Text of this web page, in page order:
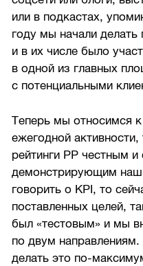
или в подкастах,
году мы начали
и в их числе было
в одной из главных
с потенциальными
Теперь мы относимся
ежегодной активности,
рейтинги РР честным
демонстрирующим
говорить о KPI, то
поставленных целей,
был «тестовым» и мы
по двум
делать это по-